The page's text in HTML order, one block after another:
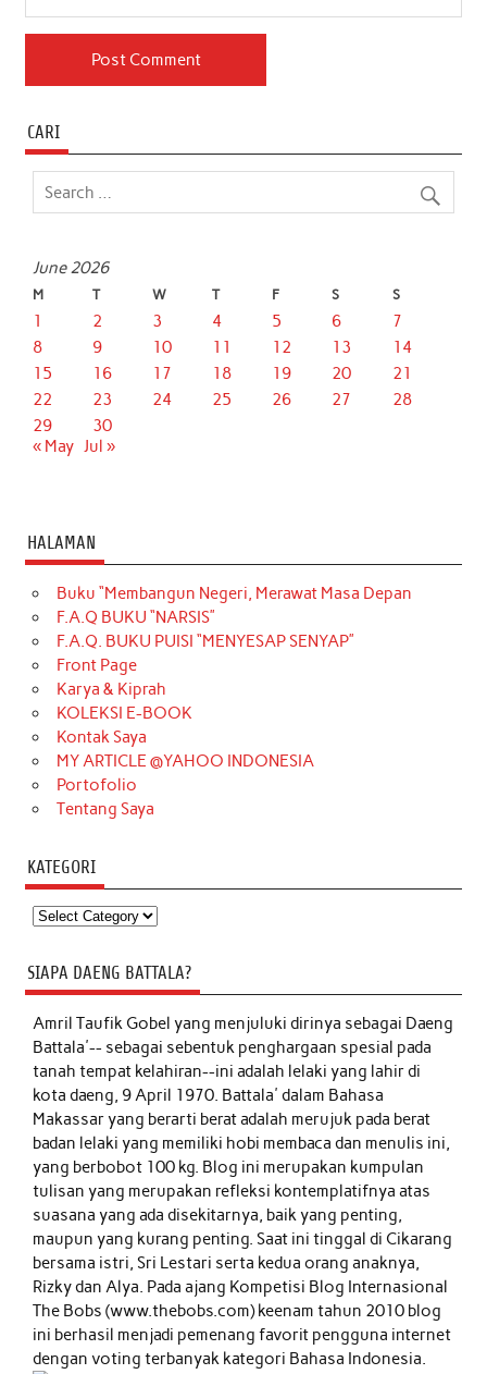
CARI
June 2026
M T W T F S S
1 2 3 4 5 6
7
8
9 10 11 12 13
14
15
16 17 18 19 20
21
22
23 24 25 26 27
28
29
30
« May Jul »
HALAMAN
Buku “Membangun Negeri, Merawat Masa Depan
F.A.Q BUKU “NARSIS”
F.A.Q. BUKU PUISI “MENYESAP SENYAP”
Front Page
Karya & Kiprah
KOLEKSI E-BOOK
Kontak Saya
MY ARTICLE @YAHOO INDONESIA
Portofolio
Tentang Saya
KATEGORI
Kategori
SIAPA DAENG BATTALA?
Amril Taufik Gobelyang menjuluki dirinya sebagai Daeng
Battala'-- sebagai sebentuk penghargaan spesial pada
tanah tempat kelahiran--ini adalah lelaki yang lahir di
kota daeng, 9 April 1970. Battala' dalam Bahasa
Makassar yang berarti berat adalah merujuk pada berat
badan lelaki yang memiliki hobi membaca dan menulis ini,
yang berbobot 100 kg. Blog ini merupakan kumpulan
tulisan yang merupakan refleksi kontemplatifnya atas
suasana yang ada disekitarnya, baik yang penting,
maupun yang kurang penting. Saat ini tinggal di Cikarang
bersama istri, Sri Lestari serta kedua orang anaknya,
Rizky dan Alya. Pada ajang Kompetisi Blog Internasional
The Bobs (www.thebobs.com) keenam tahun 2010 blog
ini berhasil menjadi pemenang favorit pengguna internet
dengan voting terbanyak kategori Bahasa Indonesia.